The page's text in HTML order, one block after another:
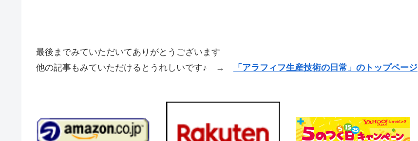
最後までみていただいてありがとうございます
他の記事もみていただけるとうれしいです♪ →
「アラフィフ生産技術の日常」のトップページ